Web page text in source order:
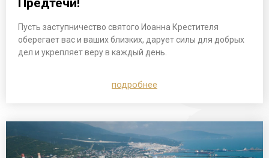
Предтечи!
Пусть заступничество святого Иоанна Крестителя
оберегает вас и ваших близких, дарует силы для добрых
дел и укрепляет веру в каждый день.
подробнее